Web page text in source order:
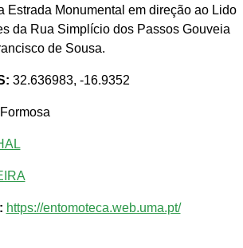
Estrada Monumental em direção ao Lido
da Rua Simplício dos Passos Gouveia
de Sousa.
32.636983, -16.9352
https://entomoteca.web.uma.pt/